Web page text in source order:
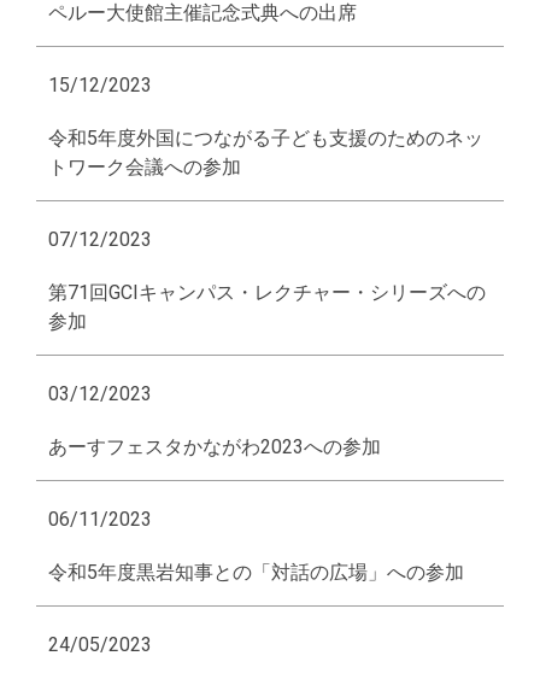
ペルー大使館主催記念式典への出席
15/12/2023
令和5年度外国につながる子ども支援のためのネッ
トワーク会議への参加
07/12/2023
第71回GCIキャンパス・レクチャー・シリーズへの
参加
03/12/2023
あーすフェスタかながわ2023への参加
06/11/2023
令和5年度黒岩知事との「対話の広場」への参加
24/05/2023